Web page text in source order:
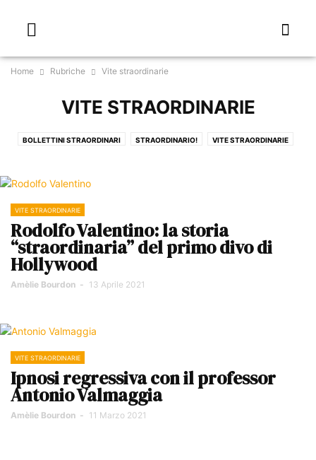
Home Rubriche Vite straordinarie
VITE STRAORDINARIE
BOLLETTINI STRAORDINARI STRAORDINARIO! VITE STRAORDINARIE
VITE STRAORDINARIE
Rodolfo Valentino: la storia
“straordinaria” del primo divo di
Hollywood
Amèlie Bourdon - 13 Aprile 2021
VITE STRAORDINARIE
Ipnosi regressiva con il professor
Antonio Valmaggia
Amèlie Bourdon - 11 Marzo 2021